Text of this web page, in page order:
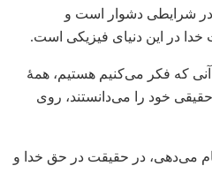
شرایطی دشوار است و
خدا در این دنیای فیزیکی است.
آنی که فکر می‌کنیم هستیم، همۀ
خود را می‌دانستند، روی
می‌دهی، در حقیقت در حق خدا و